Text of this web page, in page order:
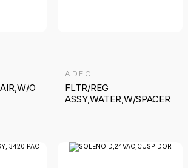
O
ADEC
FLTR/REG
ASSY,WATER,W/SPACER